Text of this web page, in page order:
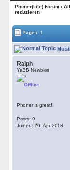
Phoner(Lite) Forum›
reduzieren
Pages: 1
Ralph
YaBB Newbies
Offline
Phoner is great!
Posts: 9
Joined: 20. Apr 2018